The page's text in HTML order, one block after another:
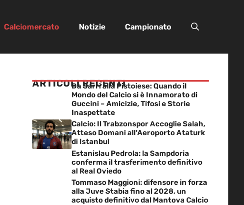
Calciomercato Notizie Campionato
ARTICOLI RECENTI
Da Sarri alla Pistoiese: Quando il
Mondo del Calcio si è Innamorato di
Guccini – Amicizie, Tifosi e Storie
Inaspettate
Calcio: Il Trabzonspor Accoglie Salah,
Atteso Domani all’Aeroporto Ataturk
di Istanbul
Estanislau Pedrola: la Sampdoria
conferma il trasferimento definitivo
al Real Oviedo
Tommaso Maggioni: difensore in forza
alla Juve Stabia fino al 2028, un
acquisto definitivo dal Mantova Calcio